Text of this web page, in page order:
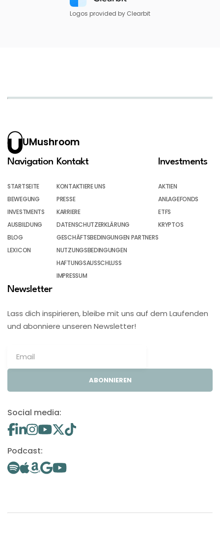
Logos provided by Clearbit
UMushroom
Navigation
STARTSEITE
BEWEGUNG
INVESTMENTS
AUSBILDUNG
BLOG
LEXICON
Kontakt
KONTAKTIERE UNS
PRESSE
KARRIERE
DATENSCHUTZERKLÄRUNG
GESCHÄFTSBEDINGUNGEN PARTNERS
NUTZUNGSBEDINGUNGEN
HAFTUNGSAUSSCHLUSS
IMPRESSUM
Investments
AKTIEN
ANLAGEFONDS
ETFS
KRYPTOS
Newsletter
Lass dich inspirieren, bleibe mit uns auf dem Laufenden
und abonniere unseren Newsletter!
ABONNIEREN
Social media:
Podcast: